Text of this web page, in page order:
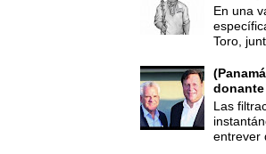
En una
Toro,
donante
Las
entrever